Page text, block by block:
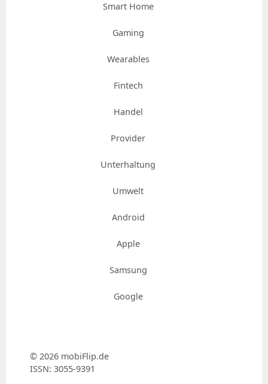
Smart Home
Gaming
Wearables
Fintech
Handel
Provider
Unterhaltung
Umwelt
Android
Apple
Samsung
Google
© 2026 mobiFlip.de
ISSN: 3055-9391